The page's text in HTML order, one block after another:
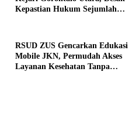
Kepastian Hukum Sejumlah
RSUD ZUS Gencarkan Edukasi
Mobile JKN, Permudah Akses
Layanan Kesehatan Tanpa